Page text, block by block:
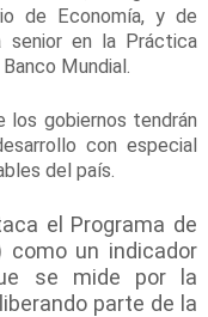
de Economía, y de
senior en la Práctica
Mundial.
los gobiernos tendrán
con especial
del país.
el Programa de
como un indicador
se mide por la
parte de la